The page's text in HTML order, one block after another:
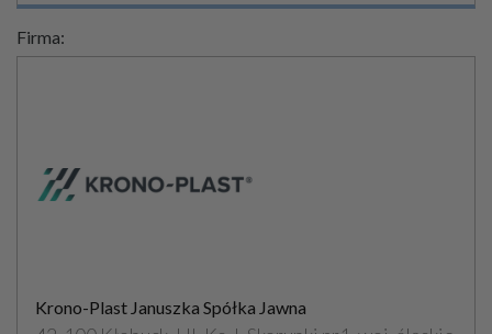
Firma:
Krono-Plast Januszka Spółka Jawna